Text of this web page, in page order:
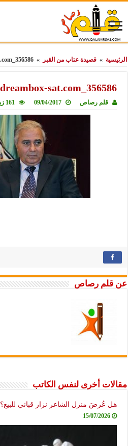
الرئيسية » قصيدة عتاب من القبر »
356586_dreambox-sat.com_
356586_dreambox-sat.com_
قلم رصاص 09/04/2017 161 زيارة
عن قلم رصاص
مقالات أخرى لنفس الكاتب
هل عُرضَ منزل الشاعر نزار قباني للبيع؟
15/07/2026